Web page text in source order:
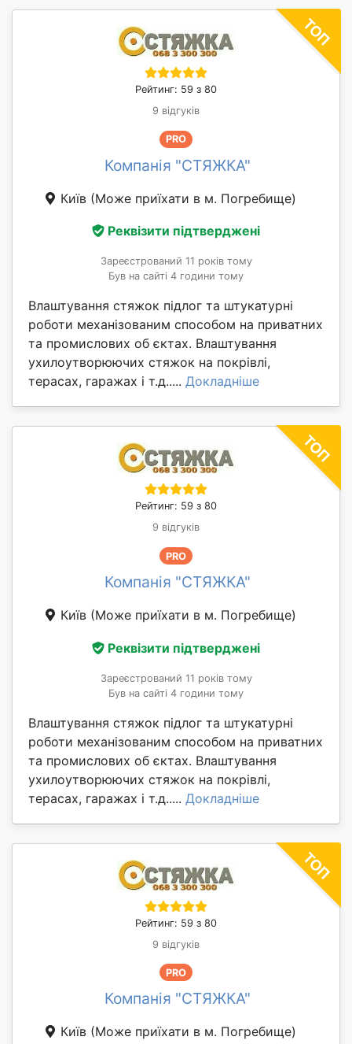
Рейтинг: 59 з 80
9 відгуків
PRO
Компанія "СТЯЖКА"
Київ (Може приїхати в м. Погребище)
Реквізити підтверджені
Зареєстрований 11 років тому
Був на сайті 4 години тому
Влаштування стяжок підлог та штукатурні
роботи механізованим способом на приватних
та промислових об єктах. Влаштування
ухилоутворюючих стяжок на покрівлі,
терасах, гаражах і т.д..... Докладніше
Рейтинг: 59 з 80
9 відгуків
PRO
Компанія "СТЯЖКА"
Київ (Може приїхати в м. Погребище)
Реквізити підтверджені
Зареєстрований 11 років тому
Був на сайті 4 години тому
Влаштування стяжок підлог та штукатурні
роботи механізованим способом на приватних
та промислових об єктах. Влаштування
ухилоутворюючих стяжок на покрівлі,
терасах, гаражах і т.д..... Докладніше
Рейтинг: 59 з 80
9 відгуків
PRO
Компанія "СТЯЖКА"
Київ (Може приїхати в м. Погребище)